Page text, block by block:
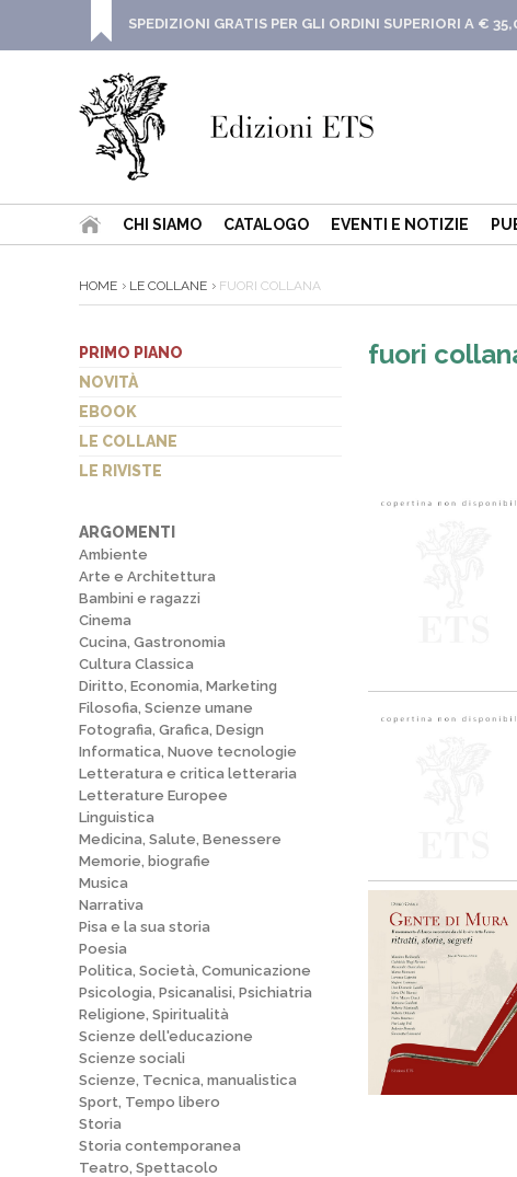
SPEDIZIONI GRATIS PER GLI ORDINI SUPERIORI A €
CHI SIAMO CATALOGO EVENTI E NOTIZIE
HOME LE COLLANE FUORI COLLANA
PRIMO PIANO
NOVITÀ
EBOOK
LE COLLANE
LE RIVISTE
ARGOMENTI
Ambiente
Arte e Architettura
Bambini e ragazzi
Cinema
Cucina, Gastronomia
Cultura Classica
Diritto, Economia, Marketing
Filosofia, Scienze umane
Fotografia, Grafica, Design
Informatica, Nuove tecnologie
Letteratura e critica letteraria
Letterature Europee
Linguistica
Medicina, Salute, Benessere
Memorie, biografie
Musica
Narrativa
Pisa e la sua storia
Poesia
Politica, Società, Comunicazione
Psicologia, Psicanalisi, Psichiatria
Religione, Spiritualità
Scienze dell'educazione
Scienze sociali
Scienze, Tecnica, manualistica
Sport, Tempo libero
Storia
Storia contemporanea
Teatro, Spettacolo
fuori